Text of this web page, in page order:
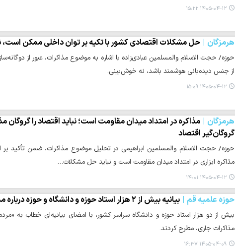
۱۴۰۵-۰۴-۱۲ ۱۵:۲۲
هرمزگان حل مشکلات اقتصادی کشور با تکیه بر توان داخلی ممکن است،
حوزه/ حجت الاسلام والمسلمین عبادی‌زاده با اشاره به موضوع مذاکرات، عبور از
از جنس دیده‌بانی هوشمند باشد، نه خوش‌بینی.
۱۴۰۵-۰۴-۱۲ ۱۵:۰۹
هرمزگان
مذاکره در امتداد میدان مقاومت است؛ نباید اقتصاد را
گروگان‌گیر اقتصاد
حوزه/ حجت الاسلام والمسلمین ابراهیمی در تحلیل موضوع مذاکرات، ضمن تأکید بر
مذاکره ابزاری در امتداد میدان مقاومت است و نباید حل مشکلات…
۱۴۰۵-۰۴-۱۲ ۱۴:۰۱
حوزه علمیه قم بیانیه بیش از ۲ هزار استاد حوزه و دانشگاه و حوزه درباره مذاکرات و تفاهم‌نامه ایران و آمریکا
بیش از دو هزار استاد حوزه و دانشگاه سراسر کشور، با امضای بیانیه‌ای خطاب به «مردم
مذاکرات جاری، مطرح کردند.
۱۴۰۵-۰۴-۰۹ ۱۶:۳۷